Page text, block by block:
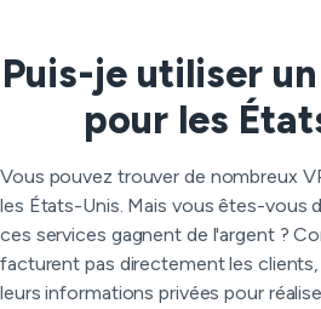
Puis-je utiliser
pour les
Vous pouvez trouver de nombreux
les États-Unis. Mais vous êtes-vous
ces services gagnent de l'argent ?
facturent pas directement les
leurs informations privées pour